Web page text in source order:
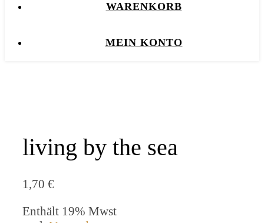
WARENKORB
MEIN KONTO
living by the sea
1,70 €
Enthält 19% Mwst